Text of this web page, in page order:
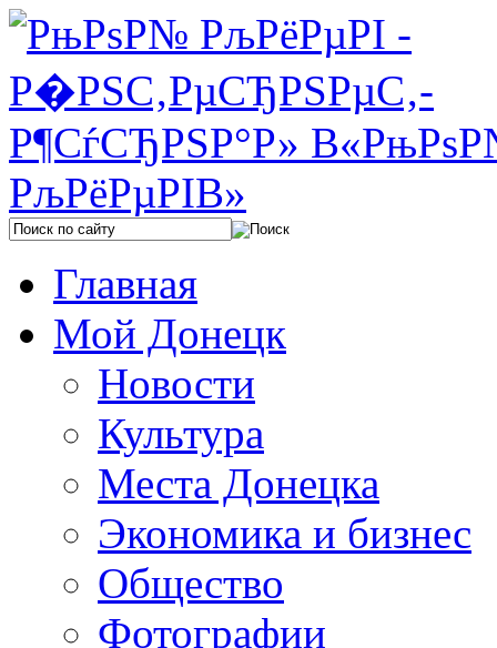
Главная
Мой Донецк
Новости
Культура
Места Донецка
Экономика и бизнес
Общество
Фотографии